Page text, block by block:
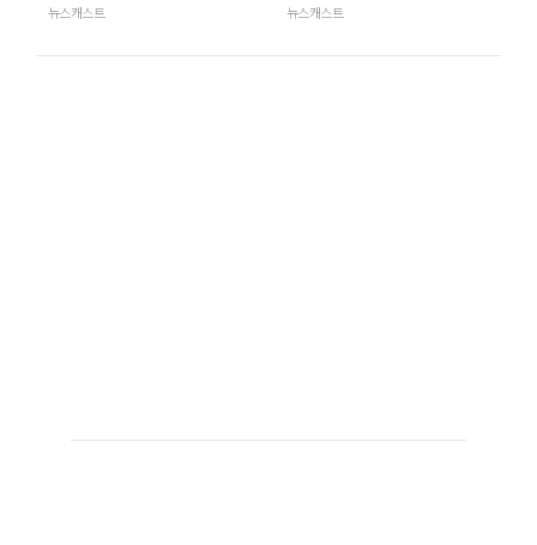
뉴스캐스트 뉴스캐스트